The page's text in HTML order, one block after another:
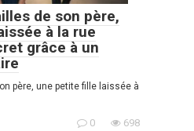
de son père,
à la rue
grâce à un
père, une petite fille laissée à
0 698